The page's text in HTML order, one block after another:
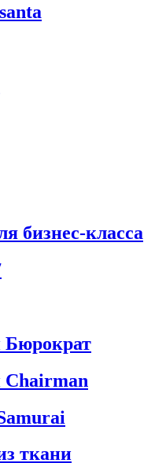
бизнес-класса
Бюрократ
Chairman
ткани